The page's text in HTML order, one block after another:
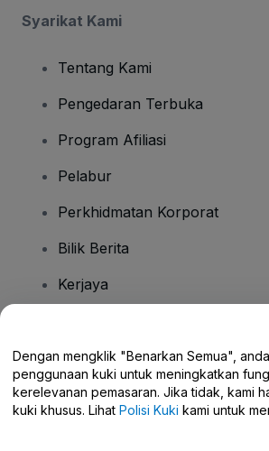
Syarikat Kami
Tentang Kami
Pengedaran Terbuka
Program Afiliasi
Pelabur
Perkhidmatan Korporat
Bilik Berita
Kerjaya
Pusat Bantuan / Hubungi Kami
Dengan mengklik "Benarkan Semua",
penggunaan kuki untuk meningkatkan
kerelevanan pemasaran. Jika tidak, kami
kuki khusus. Lihat Polisi Kuki kami untuk